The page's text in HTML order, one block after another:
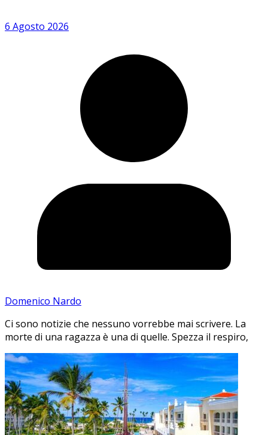
6 Agosto 2026
Domenico Nardo
Ci sono notizie che nessuno vorrebbe mai scrivere. La
morte di una ragazza è una di quelle. Spezza il respiro,